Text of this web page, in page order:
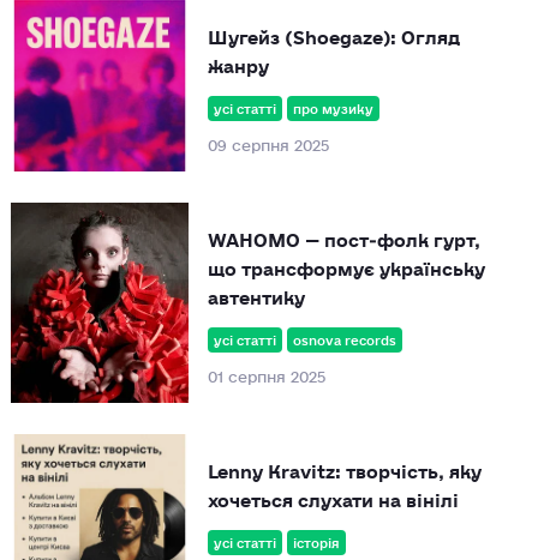
усі статті про музику
09 серпня 2025
Шугейз (Shoegaze): Огляд
жанру
усі статті osnova records
01 серпня 2025
WAHOMO — пост‑фолк гурт,
що трансформує українську
автентику
усі статті історія
Lenny Kravitz: творчість, яку
хочеться слухати на вінілі